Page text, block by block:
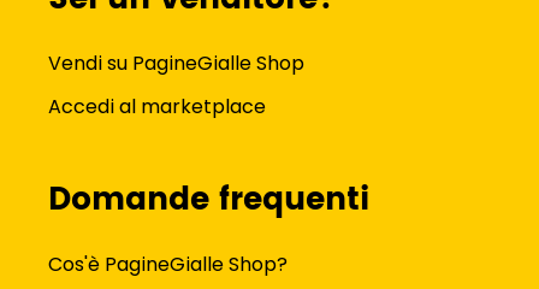
Vendi su PagineGialle Shop
Accedi al marketplace
Domande frequenti
Cos'è PagineGialle Shop?